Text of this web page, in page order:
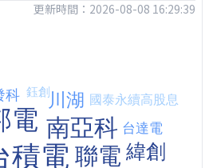
更新時間：2026-08-08 16:29:39